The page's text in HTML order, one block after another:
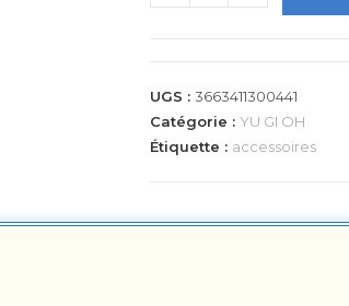
UGS : 3663411300441
Catégorie : YU GI OH
Étiquette : accessoires